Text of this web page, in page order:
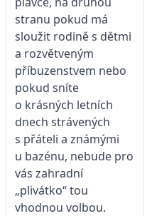
stranu pokud má
sloužit rodině s dětmi
a rozvětveným
příbuzenstvem nebo
pokud sníte
o krásných letních
dnech strávených
s přáteli a známými
u bazénu, nebude pro
vás zahradní
„plivátko“ tou
vhodnou volbou.